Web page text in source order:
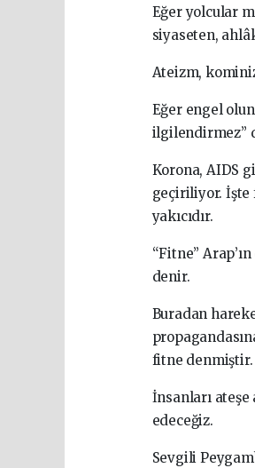
Eğer yolcular
siyaseten,
Ateizm,
Eğer engel
ilgilendirmez”
Korona, AIDS
geçiriliyor. İşte
yakıcıdır.
“Fitne”
denir.
Buradan
fitne denmiştir.
İnsanları
edeceğiz.
Sevgili